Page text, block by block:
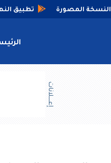
النسخة المصورة تطبيق
إعــــلانات